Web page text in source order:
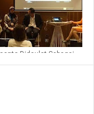
Didaulat Sebagai